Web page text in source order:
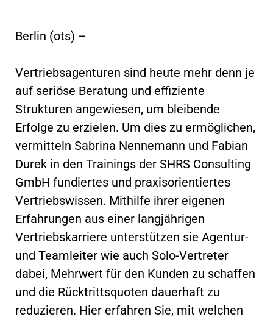
Berlin (ots) –
Vertriebsagenturen sind heute mehr denn je
auf seriöse Beratung und effiziente
Strukturen angewiesen, um bleibende
Erfolge zu erzielen. Um dies zu ermöglichen,
vermitteln Sabrina Nennemann und Fabian
Durek in den Trainings der SHRS Consulting
GmbH fundiertes und praxisorientiertes
Vertriebswissen. Mithilfe ihrer eigenen
Erfahrungen aus einer langjährigen
Vertriebskarriere unterstützen sie Agentur-
und Teamleiter wie auch Solo-Vertreter
dabei, Mehrwert für den Kunden zu schaffen
und die Rücktrittsquoten dauerhaft zu
reduzieren. Hier erfahren Sie, mit welchen